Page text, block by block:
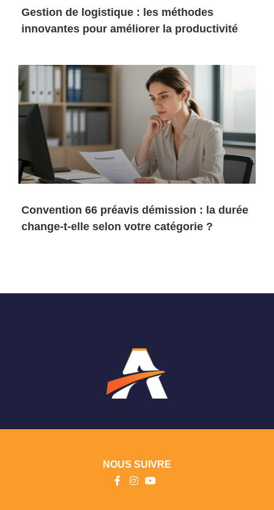
Gestion de logistique : les méthodes
innovantes pour améliorer la productivité
Convention 66 préavis démission : la durée
change-t-elle selon votre catégorie ?
NOUS SUIVRE